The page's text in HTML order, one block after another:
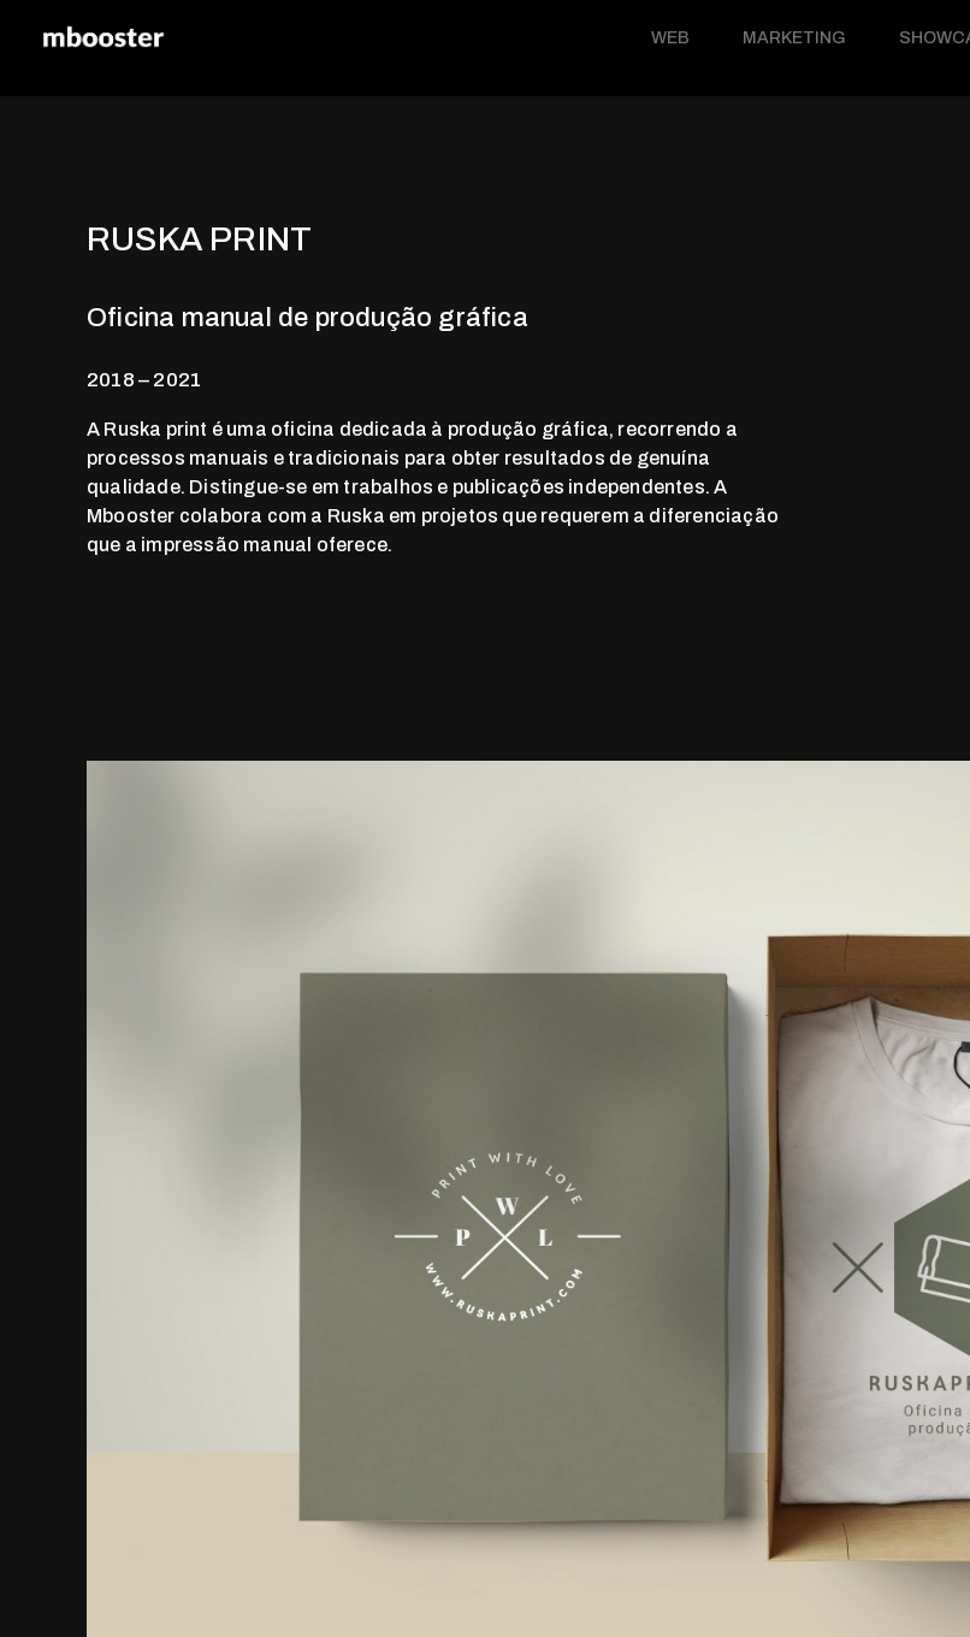
WEB MARKETING
RUSKA PRINT
Oficina manual de produção gráfica
2018 – 2021
A Ruska print é uma oficina dedicada à produção gráfica, recorrendo a
processos manuais e tradicionais para obter resultados de genuína
qualidade. Distingue-se em trabalhos e publicações independentes. A
Mbooster colabora com a Ruska em projetos que requerem a diferenciação
que a impressão manual oferece.